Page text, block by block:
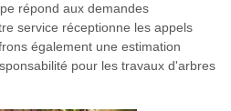
répond aux demandes
service réceptionne les appels
également une estimation
pour les travaux d'arbres